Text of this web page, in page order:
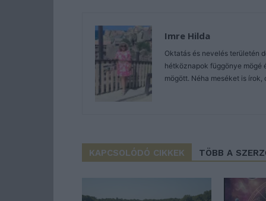
Imre Hilda
Oktatás és nevelés területén
hétköznapok függönye mögé
mögött. Néha meséket is
KAPCSOLÓDÓ CIKKEK TÖBB A